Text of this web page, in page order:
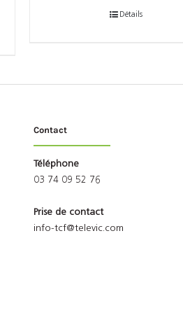
Détails
Contact
Téléphone
03 74 09 52 76
Prise de contact
info-tcf@televic.com